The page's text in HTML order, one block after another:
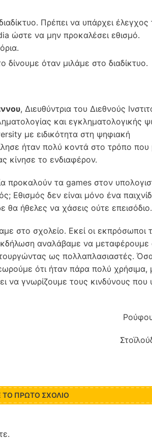
Πρέπει να υπάρχει
ώστε να μην προκαλέσει εθισμό.
δίνουμε όταν μιλάμε στο διαδίκτυο.
, Διευθύντρια του Διεθνούς
και εγκληματολογικής
με ειδικότητα στη ψηφιακή
ήταν πολύ κοντά στο τρόπο που
κίνησε το ενδιαφέρον.
προκαλούν τα games στον
Εθισμός δεν είναι μόνο ένα
θα ήθελες να χάσεις ούτε επεισόδιο.
στο σχολείο. Εκεί οι εκπρόσωποι
αναλάβαμε να μεταφέρουμε
ως πολλαπλασιαστές.
ότι ήταν πάρα πολύ χρήσιμα,
να γνωρίζουμε τους κινδύνους
ΤΟ ΠΡΏΤΟ ΣΧΌΛΙΟ
.